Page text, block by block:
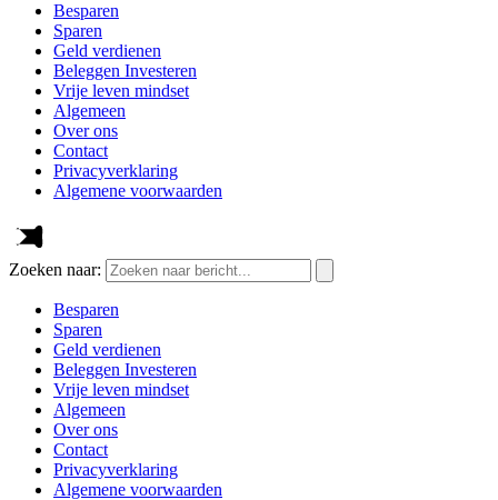
Besparen
Sparen
Geld verdienen
Beleggen Investeren
Vrije leven mindset
Algemeen
Over ons
Contact
Privacyverklaring
Algemene voorwaarden
Zoeken naar:
Besparen
Sparen
Geld verdienen
Beleggen Investeren
Vrije leven mindset
Algemeen
Over ons
Contact
Privacyverklaring
Algemene voorwaarden